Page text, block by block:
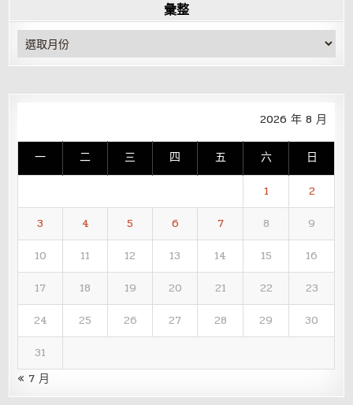
彙整
彙
整
2026 年 8 月
一 二 三 四 五 六 日
1
2
3
4 5 6 7 8
9
10
11 12 13 14 15
16
17
18 19 20 21 22
23
24
25 26 27 28 29
30
31
« 7 月